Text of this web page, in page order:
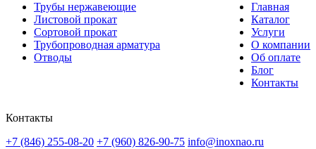
Трубы нержавеющие
Листовой прокат
Сортовой прокат
Трубопроводная арматура
Отводы
Главная
Каталог
Услуги
О компании
Об оплате
Блог
Контакты
Контакты
+7 (846) 255-08-20 +7 (960) 826-90-75 info@inoxnao.ru